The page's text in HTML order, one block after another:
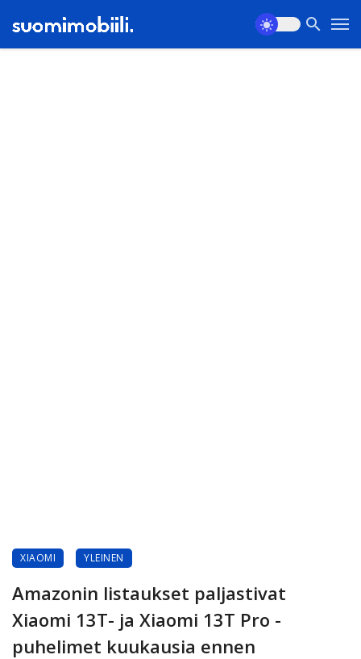
XIAOMI YLEINEN
Amazonin listaukset paljastivat
Xiaomi 13T- ja Xiaomi 13T Pro -
puhelimet kuukausia ennen